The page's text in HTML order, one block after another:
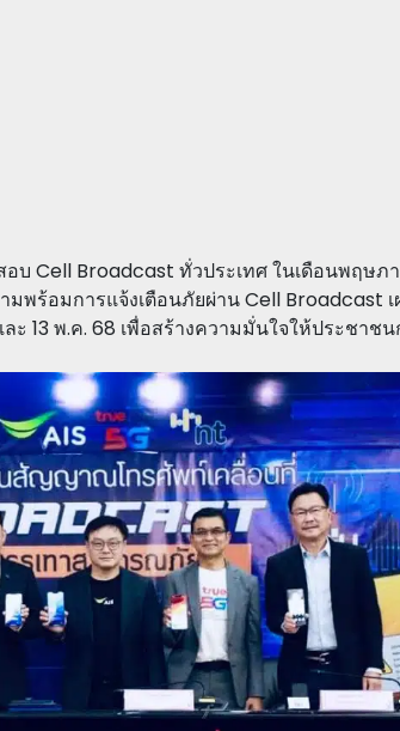
บ Cell Broadcast ทั่วประเทศ ในเดือนพฤษภ
พร้อมการแจ้งเตือนภัยผ่าน Cell Broadcast เ
ะ 13 พ.ค. 68 เพื่อสร้างความมั่นใจให้ประชาช